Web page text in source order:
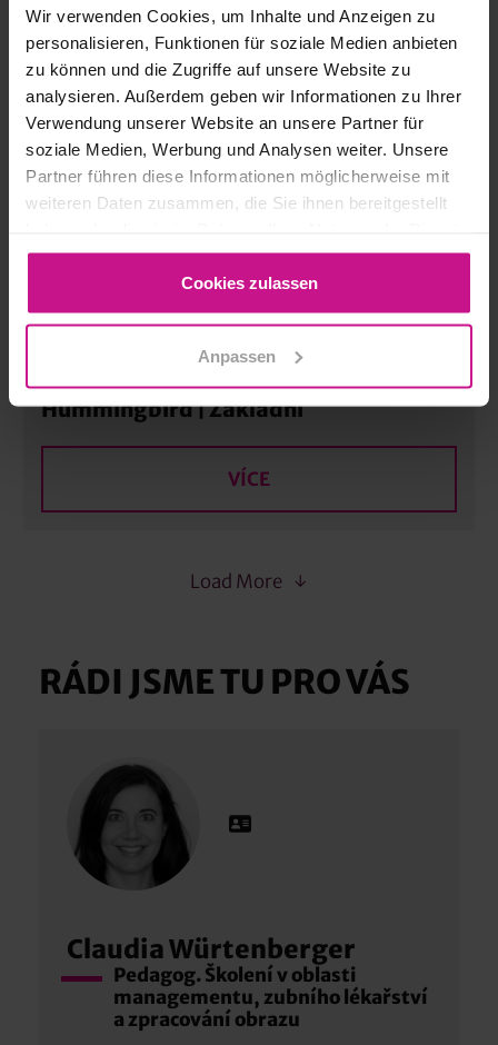
Wir verwenden Cookies, um Inhalte und Anzeigen zu
personalisieren, Funktionen für soziale Medien anbieten
zu können und die Zugriffe auf unsere Website zu
analysieren. Außerdem geben wir Informationen zu Ihrer
Verwendung unserer Website an unsere Partner für
soziale Medien, Werbung und Analysen weiter. Unsere
Partner führen diese Informationen möglicherweise mit
weiteren Daten zusammen, die Sie ihnen bereitgestellt
gesammelt haben.
Cookies zulassen
Anpassen
Humminghbird, Integrace a připojení |
Advanced
VÍCE
CAD, konstrukce
VÍCE
Hummingbird | Základní
VÍCE
Load More
RÁDI JSME TU PRO VÁS
Claudia Würtenberger
Pedagog. Školení v oblasti
managementu, zubního lékařství
a zpracování obrazu